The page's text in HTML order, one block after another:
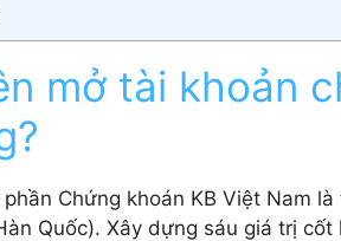
mở tài khoản
Chứng khoán KB Việt Nam
Quốc). Xây dựng sáu giá trị cốt